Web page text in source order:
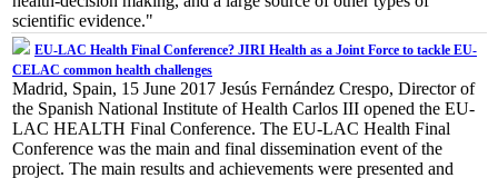
scientific evidence."
EU-LAC Health Final Conference? JIRI Health as a Joint Force to tackle EU-
CELAC common health challenges
Madrid, Spain, 15 June 2017 Jesús Fernández Crespo, Director of
the Spanish National Institute of Health Carlos III opened the EU-
LAC HEALTH Final Conference. The EU-LAC Health Final
Conference was the main and final dissemination event of the
project. The main results and achievements were presented and